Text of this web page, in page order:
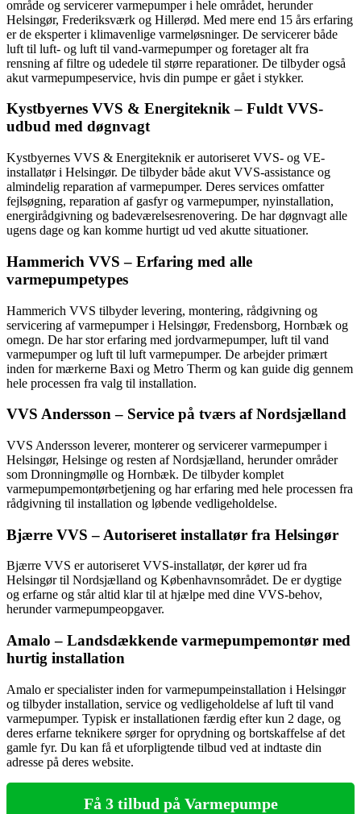
område og servicerer varmepumper i hele området, herunder
Helsingør, Frederiksværk og Hillerød. Med mere end 15 års erfaring
er de eksperter i klimavenlige varmeløsninger. De servicerer både
luft til luft- og luft til vand-varmepumper og foretager alt fra
rensning af filtre og udedele til større reparationer. De tilbyder også
akut varmepumpeservice, hvis din pumpe er gået i stykker.
Kystbyernes VVS & Energiteknik – Fuldt VVS-
udbud med døgnvagt
Kystbyernes VVS & Energiteknik er autoriseret VVS- og VE-
installatør i Helsingør. De tilbyder både akut VVS-assistance og
almindelig reparation af varmepumper. Deres services omfatter
fejlsøgning, reparation af gasfyr og varmepumper, nyinstallation,
energirådgivning og badeværelsesrenovering. De har døgnvagt alle
ugens dage og kan komme hurtigt ud ved akutte situationer.
Hammerich VVS – Erfaring med alle
varmepumpetypes
Hammerich VVS tilbyder levering, montering, rådgivning og
servicering af varmepumper i Helsingør, Fredensborg, Hornbæk og
omegn. De har stor erfaring med jordvarmepumper, luft til vand
varmepumper og luft til luft varmepumper. De arbejder primært
inden for mærkerne Baxi og Metro Therm og kan guide dig gennem
hele processen fra valg til installation.
VVS Andersson – Service på tværs af Nordsjælland
VVS Andersson leverer, monterer og servicerer varmepumper i
Helsingør, Helsinge og resten af Nordsjælland, herunder områder
som Dronningmølle og Hornbæk. De tilbyder komplet
varmepumpemontørbetjening og har erfaring med hele processen fra
rådgivning til installation og løbende vedligeholdelse.
Bjærre VVS – Autoriseret installatør fra Helsingør
Bjærre VVS er autoriseret VVS-installatør, der kører ud fra
Helsingør til Nordsjælland og Københavnsområdet. De er dygtige
og erfarne og står altid klar til at hjælpe med dine VVS-behov,
herunder varmepumpeopgaver.
Amalo – Landsdækkende varmepumpemontør med
hurtig installation
Amalo er specialister inden for varmepumpeinstallation i Helsingør
og tilbyder installation, service og vedligeholdelse af luft til vand
varmepumper. Typisk er installationen færdig efter kun 2 dage, og
deres erfarne teknikere sørger for oprydning og bortskaffelse af det
gamle fyr. Du kan få et uforpligtende tilbud ved at indtaste din
adresse på deres website.
Få 3 tilbud på Varmepumpe